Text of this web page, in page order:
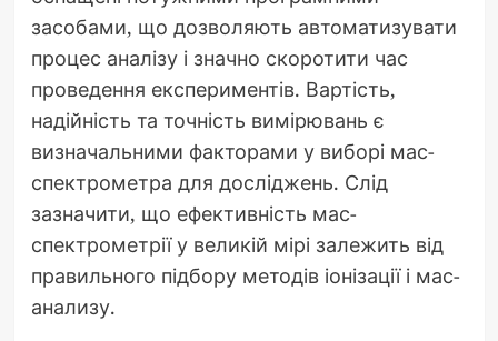
засобами, що дозволяють автоматизувати
процес аналізу і значно скоротити час
проведення експериментів. Вартість,
надійність та точність вимірювань є
визначальними факторами у виборі мас-
спектрометра для досліджень. Слід
зазначити, що ефективність мас-
спектрометрії у великій мірі залежить від
правильного підбору методів іонізації і мас-
анализу.